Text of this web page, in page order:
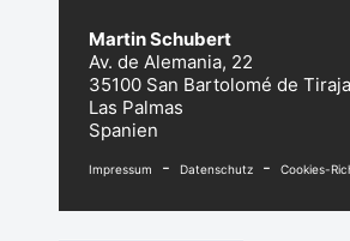
Martin Schubert
Av. de Alemania, 22
35100 San Bartolomé de
Las Palmas
Spanien
Impressum - Datenschutz - Cookies-